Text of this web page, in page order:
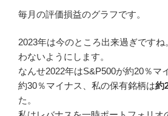
毎月の評価損益のグラフです。
2023年は今のところ出来過ぎです
わないようにします。
なんせ2022年はS&P500が約20％マ
約30％マイナス、私の保有銘柄は約
た。